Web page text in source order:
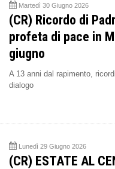
Martedì 30 Giugno 2026
(CR) Ricordo di
profeta di pace in
giugno
A 13 anni dal rapimento,
dialogo
Lunedì 29 Giugno 2026
(CR) ESTATE AL